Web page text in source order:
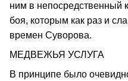
ним в непосредственный
боя, которым как раз и
времен Суворова.
МЕДВЕЖЬЯ УСЛУГА
В принципе было